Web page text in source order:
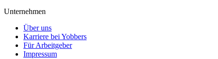
Unternehmen
Über uns
Karriere bei Yobbers
Für Arbeitgeber
Impressum